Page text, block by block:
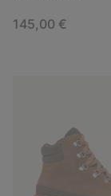
Regular price:
145,00 €